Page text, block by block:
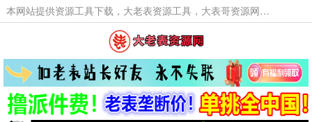
本网站提供资源工具下载，大老表资源工具，大表哥资源网软件工具，大老表资源下载，活动线报福利资源分享,活动线报，大型网游经典游戏，网络热门技术游戏辅助交流与分享。